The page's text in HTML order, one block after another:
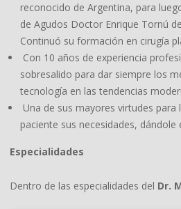
reconocido de Argentina, para
de Agudos Doctor Enrique Tornú
Continuó su formación en cirugía
Con 10 años de experiencia
sobresalido para dar siempre los
tecnología en las tendencias
Una de sus mayores virtudes
paciente sus necesidades,
Especialidades
Dentro de las especialidades del Dr.